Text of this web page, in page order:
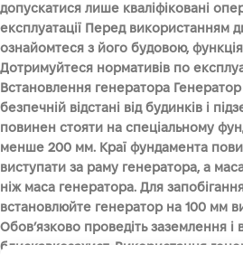
допускатися лише кваліфіковані
експлуатації Перед використанням
ознайомтеся з його будовою,
Дотримуйтеся нормативів по
Встановлення генератора
безпечній відстані від будинків і
повинен стояти на спеціальному
менше 200 мм. Краї фундамента
виступати за раму генератора, а
ніж маса генератора. Для
встановлюйте генератор на 100 мм
Обов’язково проведіть заземлення і
блискавкозахист. Використання